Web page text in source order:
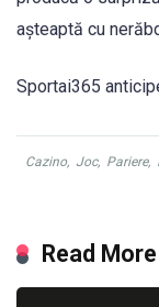
așteaptă cu
Sportai365
Cazino, Joc, Pariere,
Read More